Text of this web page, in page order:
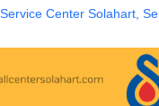
,Service Center Solahart ,